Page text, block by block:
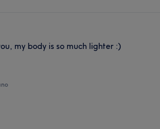
my body is so much lighter :)